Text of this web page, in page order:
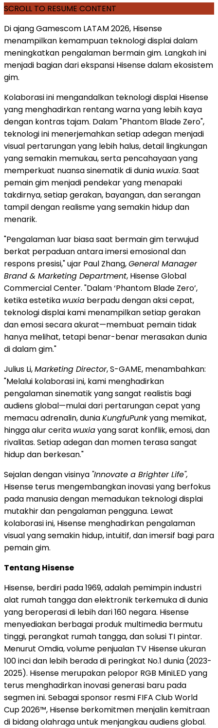
SCROLL TO RESUME CONTENT
Di ajang Gamescom LATAM 2026, Hisense
menampilkan kemampuan teknologi displai dalam
meningkatkan pengalaman bermain gim. Langkah ini
menjadi bagian dari ekspansi Hisense dalam ekosistem
gim.
Kolaborasi ini mengandalkan teknologi displai Hisense
yang menghadirkan rentang warna yang lebih kaya
dengan kontras tajam. Dalam "Phantom Blade Zero",
teknologi ini menerjemahkan setiap adegan menjadi
visual pertarungan yang lebih halus, detail lingkungan
yang semakin memukau, serta pencahayaan yang
memperkuat nuansa sinematik di dunia wuxia. Saat
pemain gim menjadi pendekar yang menapaki
takdirnya, setiap gerakan, bayangan, dan serangan
tampil dengan realisme yang semakin hidup dan
menarik.
"Pengalaman luar biasa saat bermain gim terwujud
berkat perpaduan antara imersi emosional dan
respons presisi," ujar Paul Zhang,General Manager
Brand & Marketing Department, Hisense Global
Commercial Center. "Dalam ‘Phantom Blade Zero’,
ketika estetika wuxia berpadu dengan aksi cepat,
teknologi displai kami menampilkan setiap gerakan
dan emosi secara akurat—membuat pemain tidak
hanya melihat, tetapi benar-benar merasakan dunia
di dalam gim."
Julius Li,Marketing Director, S-GAME, menambahkan:
"Melalui kolaborasi ini, kami menghadirkan
pengalaman sinematik yang sangat realistis bagi
audiens global—mulai dari pertarungan cepat yang
memacu adrenalin, duniaKungfuPunkyang memikat,
hingga alur cerita wuxiayang sarat konflik, emosi, dan
rivalitas. Setiap adegan dan momen terasa sangat
hidup dan berkesan."
Sejalan dengan visinya "Innovate a Brighter Life",
Hisense terus mengembangkan inovasi yang berfokus
pada manusia dengan memadukan teknologi displai
mutakhir dan pengalaman pengguna. Lewat
kolaborasi ini, Hisense menghadirkan pengalaman
visual yang semakin hidup, intuitif, dan imersif bagi para
pemain gim.
Tentang Hisense
Hisense, berdiri pada 1969, adalah pemimpin industri
alat rumah tangga dan elektronik terkemuka di dunia
yang beroperasi di lebih dari 160 negara. Hisense
menyediakan berbagai produk multimedia bermutu
tinggi, perangkat rumah tangga, dan solusi TI pintar.
Menurut Omdia, volume penjualan TV Hisense ukuran
100 inci dan lebih berada di peringkat No.1 dunia (2023-
2025). Hisense merupakan pelopor RGB MiniLED yang
terus menghadirkan inovasi generasi baru pada
segmen ini. Sebagai sponsor resmi FIFA Club World
Cup 2026™, Hisense berkomitmen menjalin kemitraan
di bidang olahraga untuk menjangkau audiens global.